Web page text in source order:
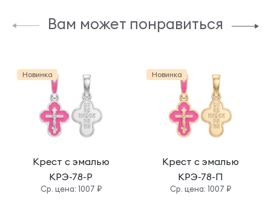
Вам может понравиться
Новинка
Крест с эмалью
КРЭ-78-Р
Cр. цена: 1007 ₽
Новинка
Крест с эмалью
КРЭ-78-П
Cр. цена: 1007 ₽